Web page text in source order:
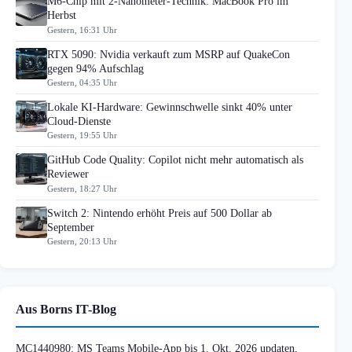
Herbst
Gestern, 16:31 Uhr
RTX 5090: Nvidia verkauft zum MSRP auf QuakeCon
gegen 94% Aufschlag
Gestern, 04:35 Uhr
Lokale KI-Hardware: Gewinnschwelle sinkt 40% unter
Cloud-Dienste
Gestern, 19:55 Uhr
GitHub Code Quality: Copilot nicht mehr automatisch als
Reviewer
Gestern, 18:27 Uhr
Switch 2: Nintendo erhöht Preis auf 500 Dollar ab
September
Gestern, 20:13 Uhr
Aus Borns IT-Blog
MC1440980: MS Teams Mobile-App bis 1. Okt. 2026 updaten,